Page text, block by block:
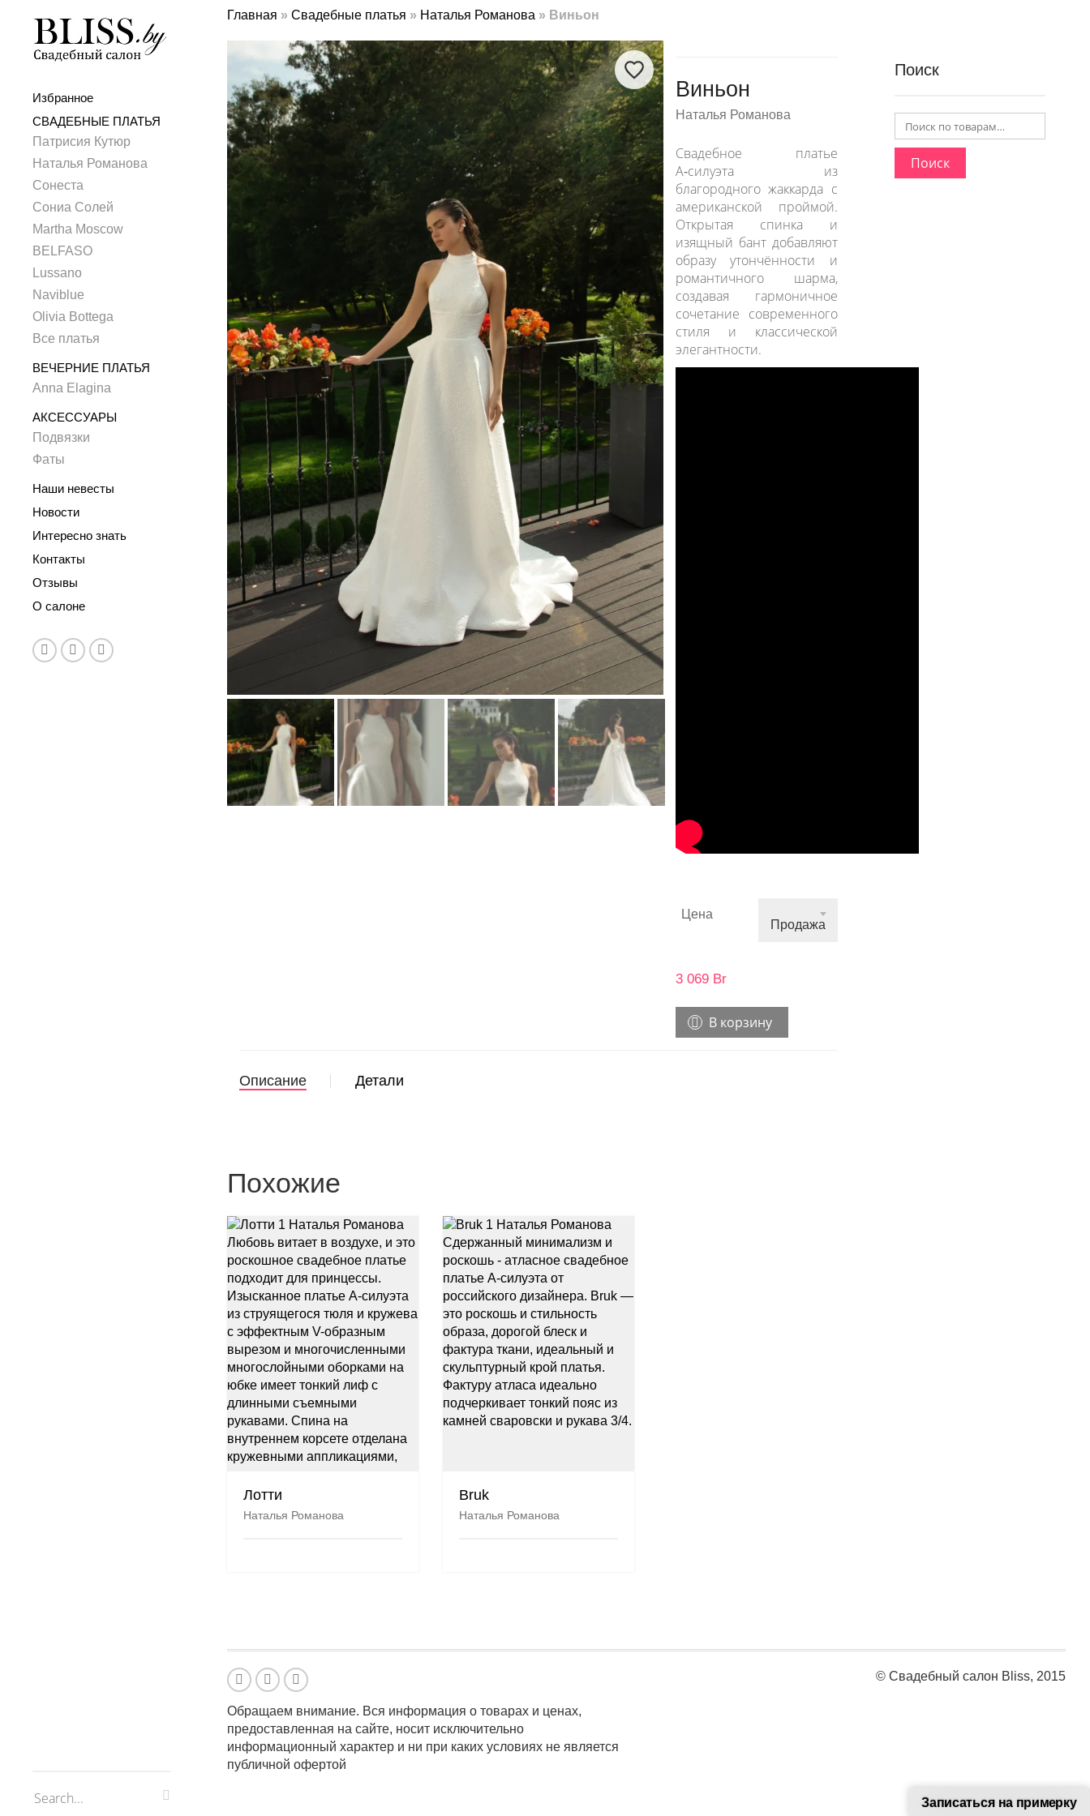
Избранное
СВАДЕБНЫЕ ПЛАТЬЯ
Патрисия Кутюр
Наталья Романова
Сонеста
Сониа Солей
Martha Moscow
BELFASO
Lussano
Naviblue
Olivia Bottega
Все платья
ВЕЧЕРНИЕ ПЛАТЬЯ
Anna Elagina
АКСЕССУАРЫ
Подвязки
Фаты
Наши невесты
Новости
Интересно знать
Контакты
Отзывы
О салоне
Главная » Свадебные платья » Наталья Романова » Виньон
Виньон
Наталья Романова
Cвадебное платье
А‑силуэта из
благородного жаккарда с
американской проймой.
Открытая спинка и
изящный бант добавляют
образу утончённости и
романтичного шарма,
создавая гармоничное
сочетание современного
стиля и классической
элегантности.
Цена
Продажа
3 069 Br
В корзину
Записаться на примерку
Описание Детали
Похожие
Лотти
Наталья Романова
Bruk
Наталья Романова
Поиск
Поиск
Обращаем внимание. Вся информация о товарах и ценах,
предоставленная на сайте, носит исключительно
информационный характер и ни при каких условиях не является
публичной офертой
© Свадебный салон Bliss, 2015